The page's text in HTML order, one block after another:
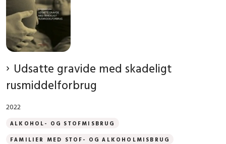
Udsatte gravide med skadeligt
rusmiddelforbrug
2022
ALKOHOL- OG STOFMISBRUG
FAMILIER MED STOF- OG ALKOHOLMISBRUG